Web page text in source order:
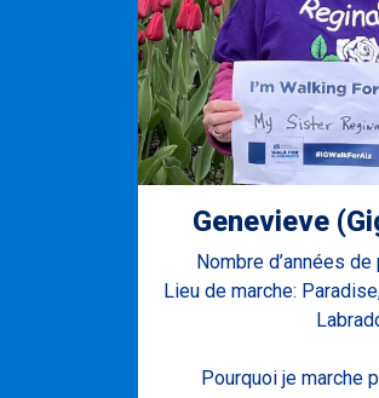
Genevieve
Nombre d’années
Lieu de marche:
Pourquoi je marche